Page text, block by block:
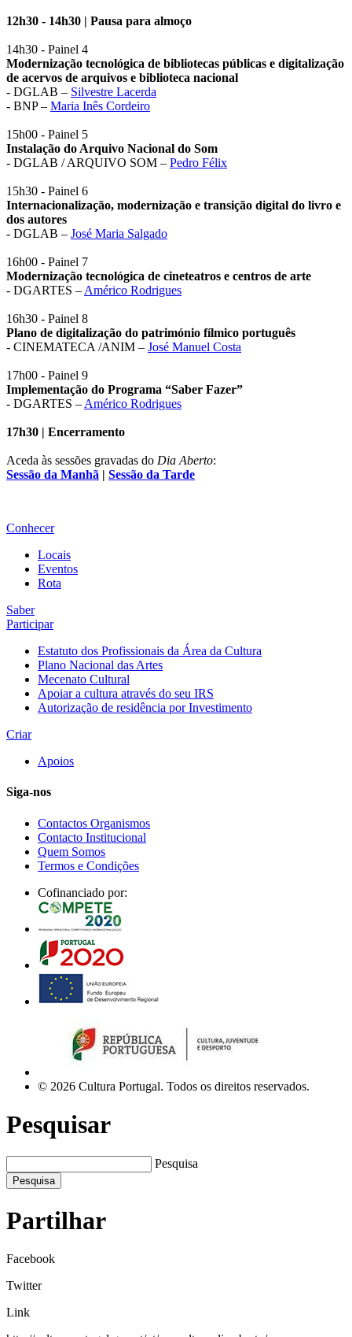
12h30 - 14h30 | Pausa para almoço
14h30 - Painel 4
Modernização tecnológica de bibliotecas públicas e digitalização
de acervos de arquivos e biblioteca nacional
- DGLAB – Silvestre Lacerda
- BNP – Maria Inês Cordeiro
15h00 - Painel 5
Instalação do Arquivo Nacional do Som
- DGLAB / ARQUIVO SOM – Pedro Félix
15h30 - Painel 6
Internacionalização, modernização e transição digital do livro e
dos autores
- DGLAB – José Maria Salgado
16h00 - Painel 7
Modernização tecnológica de cineteatros e centros de arte
- DGARTES – Américo Rodrigues
16h30 - Painel 8
Plano de digitalização do património fílmico português
- CINEMATECA /ANIM – José Manuel Costa
17h00 - Painel 9
Implementação do Programa “Saber Fazer”
- DGARTES – Américo Rodrigues
17h30 | Encerramento
Aceda às sessões gravadas do Dia Aberto:
Sessão da Manhã | Sessão da Tarde
Conhecer
Locais
Eventos
Rota
Saber
Participar
Estatuto dos Profissionais da Área da Cultura
Plano Nacional das Artes
Mecenato Cultural
Apoiar a cultura através do seu IRS
Autorização de residência por Investimento
Criar
Apoios
Siga-nos
Contactos Organismos
Contacto Institucional
Quem Somos
Termos e Condições
Cofinanciado por:
© 2026 Cultura Portugal. Todos os direitos reservados.
Pesquisar
Pesquisa
Pesquisa
Partilhar
Facebook
Twitter
Link